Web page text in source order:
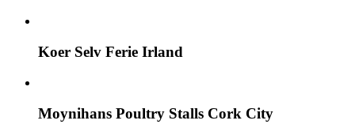
Koer Selv Ferie Irland
Moynihans Poultry Stalls Cork City